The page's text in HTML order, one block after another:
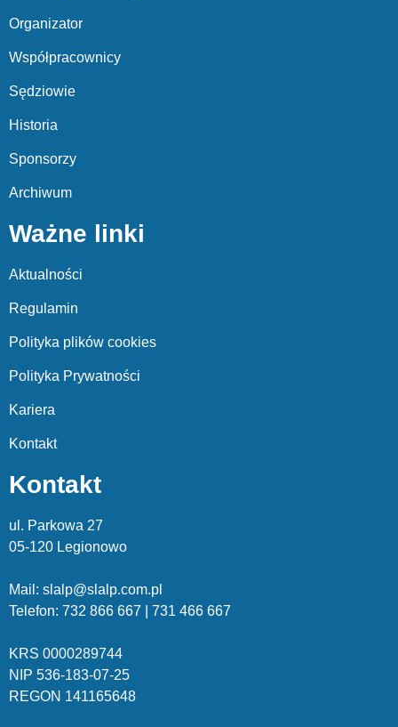
Organizator
Współpracownicy
Sędziowie
Historia
Sponsorzy
Archiwum
Ważne linki
Aktualności
Regulamin
Polityka plików cookies
Polityka Prywatności
Kariera
Kontakt
Kontakt
ul. Parkowa 27
05-120 Legionowo
Mail: slalp@slalp.com.pl
Telefon: 732 866 667 | 731 466 667
KRS 0000289744
NIP 536-183-07-25
REGON 141165648